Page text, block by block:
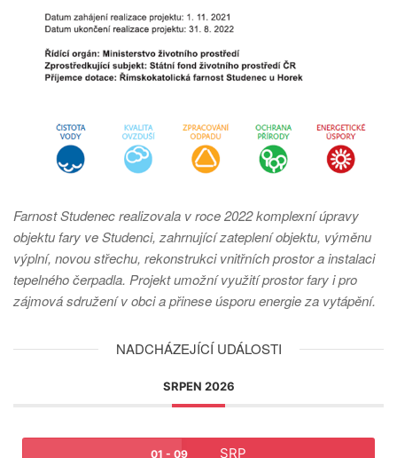
Farnost Studenec realizovala v roce 2022 komplexní úpravy
objektu fary ve Studenci, zahrnující zateplení objektu, výměnu
výplní, novou střechu, rekonstrukci vnitřních prostor a instalaci
tepelného čerpadla. Projekt umožní využití prostor fary i pro
zájmová sdružení v obci a přinese úsporu energie za vytápění.
NADCHÁZEJÍCÍ UDÁLOSTI
SRPEN 2026
01 - 09 SRP